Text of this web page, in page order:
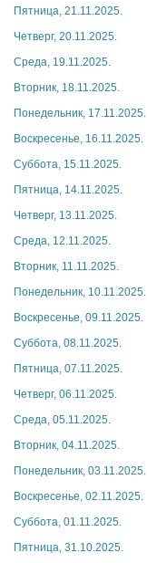
Пятница, 21.11.2025.
Четверг, 20.11.2025.
Среда, 19.11.2025.
Вторник, 18.11.2025.
Понедельник, 17.11.2025.
Воскресенье, 16.11.2025.
Суббота, 15.11.2025.
Пятница, 14.11.2025.
Четверг, 13.11.2025.
Среда, 12.11.2025.
Вторник, 11.11.2025.
Понедельник, 10.11.2025.
Воскресенье, 09.11.2025.
Суббота, 08.11.2025.
Пятница, 07.11.2025.
Четверг, 06.11.2025.
Среда, 05.11.2025.
Вторник, 04.11.2025.
Понедельник, 03.11.2025.
Воскресенье, 02.11.2025.
Суббота, 01.11.2025.
Пятница, 31.10.2025.